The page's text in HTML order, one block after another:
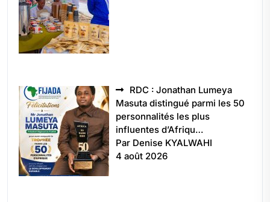
RDC : Jonathan Lumeya
Masuta distingué parmi les 50
personnalités les plus
influentes d’Afriqu…
Par Denise KYALWAHI
4 août 2026